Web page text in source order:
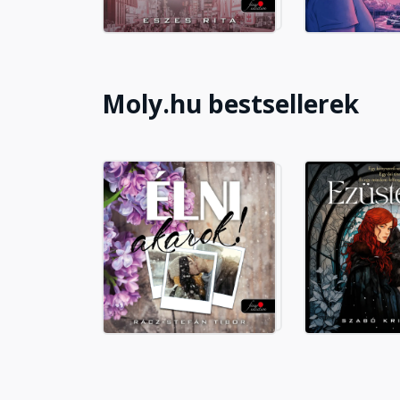
20. fejezet
Fejezet hossza: 00:14:51
21. fejezet
Fejezet hossza: 00:11:19
Moly.hu bestsellerek